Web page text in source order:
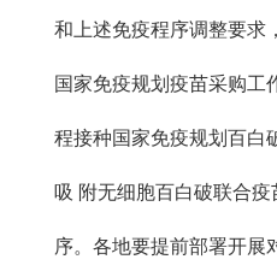
和上述免疫程序调整要求
国家免疫规划疫苗采购工
程接种国家免疫规划百白
吸 附无细胞百白破联合
序。各地要提前部署开展